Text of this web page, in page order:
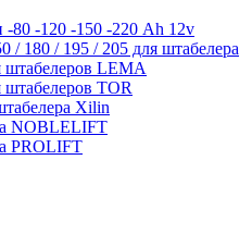
80 -120 -150 -220 Ah 12v
/ 180 / 195 / 205 для штабелера
LEMA
TOR
Xilin
NOBLELIFT
PROLIFT